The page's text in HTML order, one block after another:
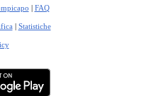
| FAQ
| Statistiche